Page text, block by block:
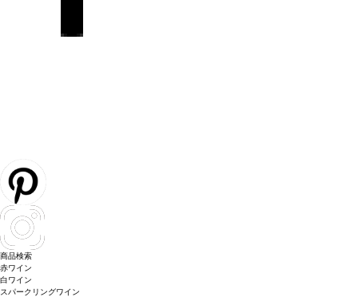
商品検索
赤ワイン
白ワイン
スパークリングワイン